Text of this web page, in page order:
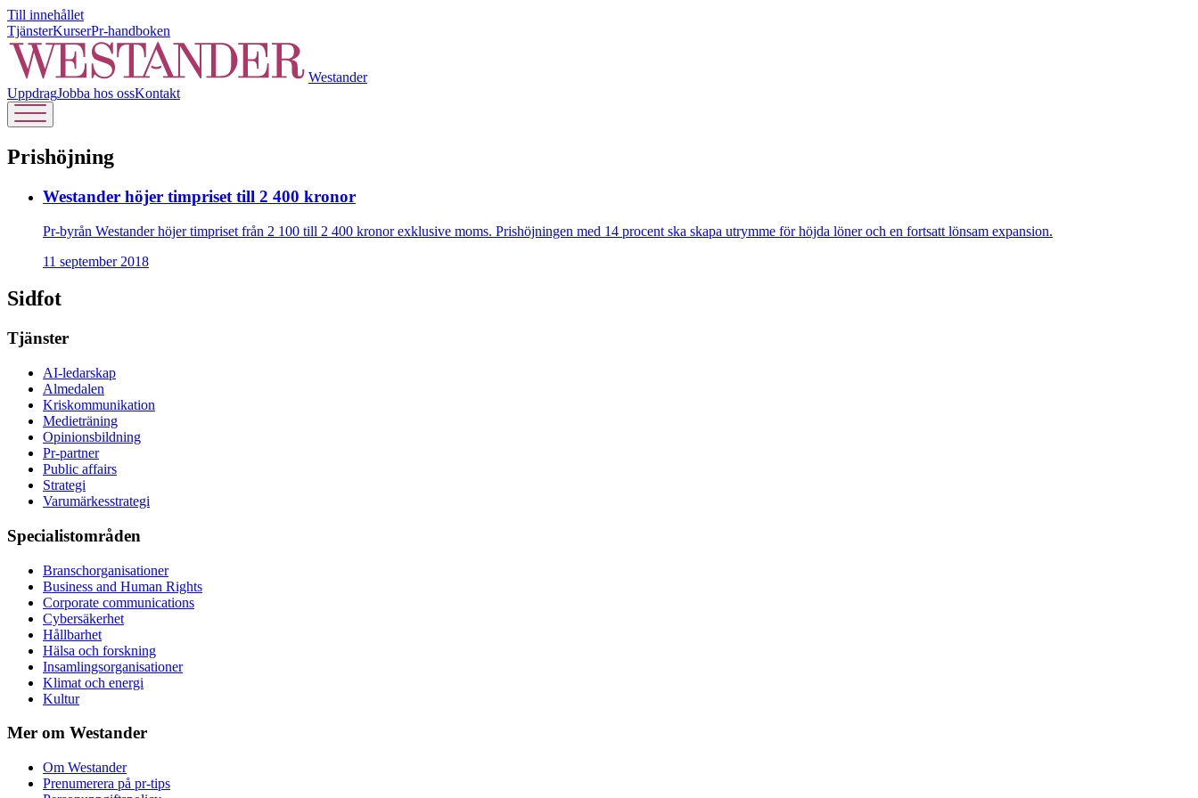
Till innehållet
TjänsterKurserPr-handboken
Westander
UppdragJobba hos ossKontakt
Prishöjning
Westander höjer timpriset till 2 400 kronor
Pr-byrån Westander höjer timpriset från 2 100 till 2 400 kronor exklusive moms. Prishöjningen med 14 procent ska skapa utrymme för höjda löner och en fortsatt lönsam expansion.
11 september 2018
Sidfot
Tjänster
AI-ledarskap
Almedalen
Kris­kommunikation
Medieträning
Opinionsbildning
Pr-partner
Public affairs
Strategi
Varumärkesstrategi
Specialistområden
Branschorganisationer
Business and Human Rights
Corporate communications
Cybersäkerhet
Hållbarhet
Hälsa och forskning
Insamlingsorganisationer
Klimat och energi
Kultur
Mer om Westander
Om Westander
Prenumerera på pr-tips